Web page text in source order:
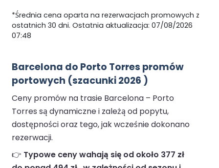
*Średnia cena oparta na rezerwacjach promowych z
ostatnich 30 dni. Ostatnia aktualizacja: 07/08/2026
07:48
Barcelona do Porto Torres promów
portowych (szacunki 2026 )
Ceny promów na trasie Barcelona – Porto
Torres są dynamiczne i zależą od popytu,
dostępności oraz tego, jak wcześnie dokonano
rezerwacji.
👉 Typowe ceny wahają się od około 377 zł